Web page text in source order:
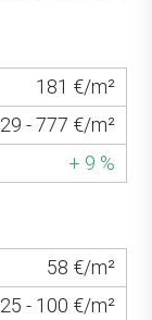
181 €/m²
29 - 777 €/m²
+ 9 %
58 €/m²
25 - 100 €/m²